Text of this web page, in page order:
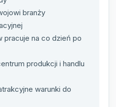
branży
pracuje na co dzień po
produkcji i handlu
warunki do